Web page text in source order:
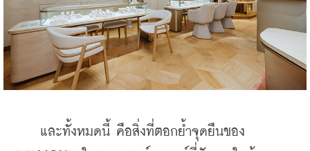
และทั้งหมดนี้ คือสิ่งที่ตอกย้ำจุดยืนของ